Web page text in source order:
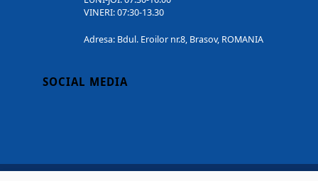
VINERI: 07:30-13.30
Adresa: Bdul. Eroilor nr.8, Brasov, ROMANIA
SOCIAL MEDIA